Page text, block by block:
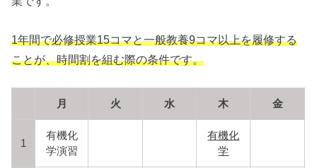
1年間で必修授業15コマと一般教養9コマ以上を履修する
ことが、時間割を組む際の条件です。
月 火 水 木 金
1
有機化
学演習
有機化
学